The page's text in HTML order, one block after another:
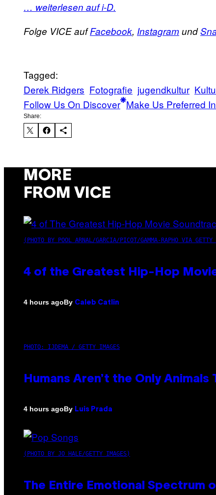
… weiterlesen auf i-D.
Folge VICE aufFacebook, Instagramund
Tagged:
Derek Ridgers Fotografie jugendkultur
Follow Us On Discover Make Us Preferred
Share:
MORE
FROM VICE
(PHOTO BY POOL ARNAL/GARCIA/PICOT/GAMMA-RAPHO VIA GETTY
4 of the Greatest Hip-Hop
4 hours agoBy Caleb Catlin
PHOTO: IJDEMA / GETTY IMAGES
Humans Aren’t the Only
4 hours agoBy Luis Prada
(PHOTO BY JO HALE/GETTY IMAGES)
The Entire Emotional Spectrum